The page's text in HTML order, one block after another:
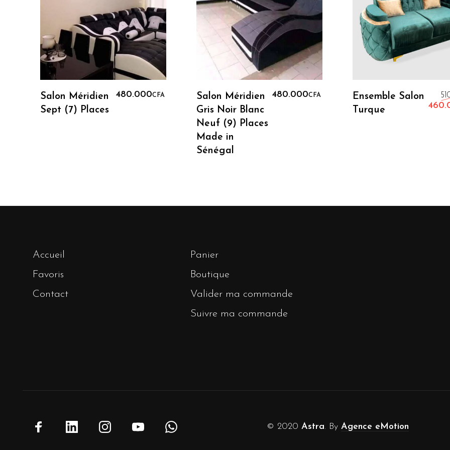
Ajouter Au Panier
Salon Méridien
Sept (7) Places
480.000CFA
Ajouter Au Panier
Salon Méridien
Gris Noir Blanc
Neuf (9) Places
Made in
Sénégal
480.000CFA
Ajouter Au Panier
Ensemble Salon
Turque
Accueil
Favoris
Contact
Panier
Boutique
Valider ma commande
Suivre ma commande
© 2020 Astra. By Agence eMotion